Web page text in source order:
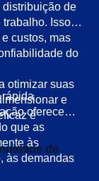
de
trabalho. Isso
custos, mas
do
otimizar suas
e
é
rápida
oferece
que as
às
às demandas
de